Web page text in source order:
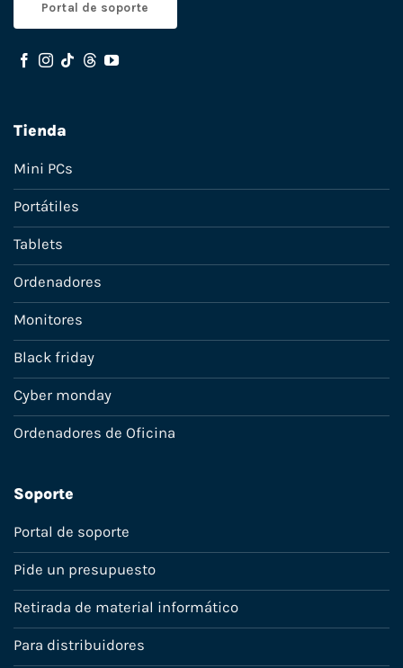
Portal de soporte
Tienda
Mini PCs
Portátiles
Tablets
Ordenadores
Monitores
Black friday
Cyber monday
Ordenadores de Oficina
Soporte
Portal de soporte
Pide un presupuesto
Retirada de material informático
Para distribuidores